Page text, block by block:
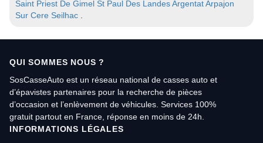
Saint Priest De Gimel St Paul Des LandesArgentatArpajon
Sur Cere Seilhac
QUI SOMMES NOUS ?
SosCasseAuto est un réseau national de casses auto et
d’épavistes partenaires pour la recherche de pièces
d’occasion et l’enlèvement de véhicules. Services 100%
gratuit partout en France, réponse en moins de 24h.
INFORMATIONS LÉGALES